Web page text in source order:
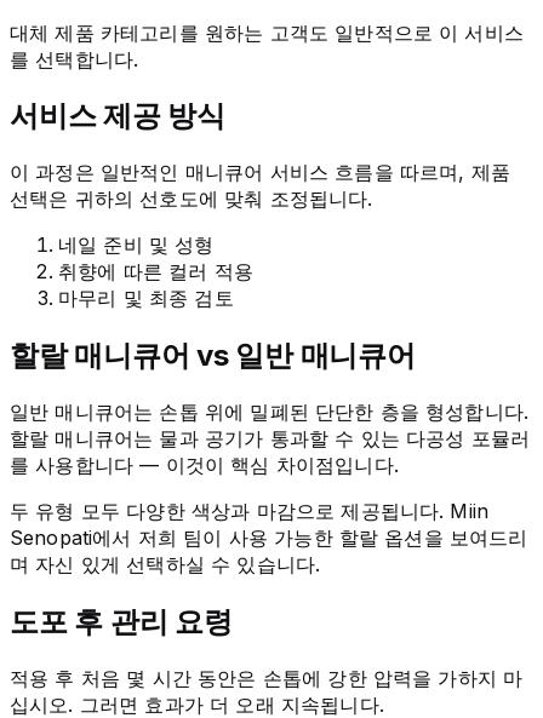
대체 제품 카테고리를 원하는 고객도 일반적으로 이 서비스
를 선택합니다.
서비스 제공 방식
이 과정은 일반적인 매니큐어 서비스 흐름을 따르며, 제품
선택은 귀하의 선호도에 맞춰 조정됩니다.
네일 준비 및 성형
취향에 따른 컬러 적용
마무리 및 최종 검토
할랄 매니큐어 vs 일반 매니큐어
일반 매니큐어는 손톱 위에 밀폐된 단단한 층을 형성합니다.
할랄 매니큐어는 물과 공기가 통과할 수 있는 다공성 포뮬러
를 사용합니다 — 이것이 핵심 차이점입니다.
두 유형 모두 다양한 색상과 마감으로 제공됩니다. Miin
Senopati에서 저희 팀이 사용 가능한 할랄 옵션을 보여드리
며 자신 있게 선택하실 수 있습니다.
도포 후 관리 요령
적용 후 처음 몇 시간 동안은 손톱에 강한 압력을 가하지 마
십시오. 그러면 효과가 더 오래 지속됩니다.